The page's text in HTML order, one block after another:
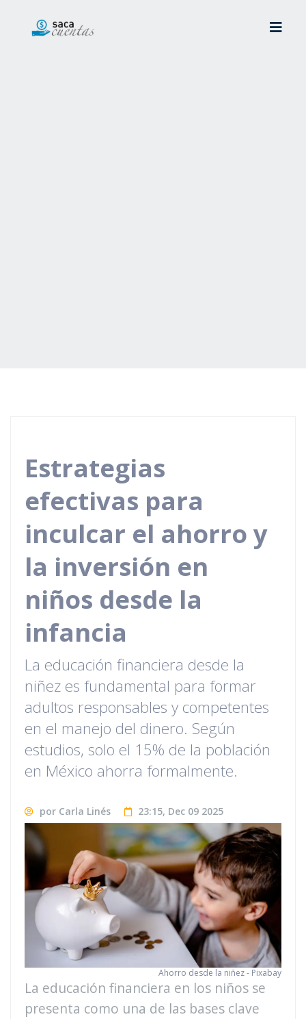
Estrategias
efectivas para
inculcar el ahorro y
la inversión en
niños desde la
infancia
La educación financiera desde la
niñez es fundamental para formar
adultos responsables y competentes
en el manejo del dinero. Según
estudios, solo el 15% de la población
en México ahorra formalmente.
por Carla Linés 23:15, Dec 09 2025
Ahorro desde la niñez - Pixabay
La educación financiera en los niños se
presenta como una de las bases clave